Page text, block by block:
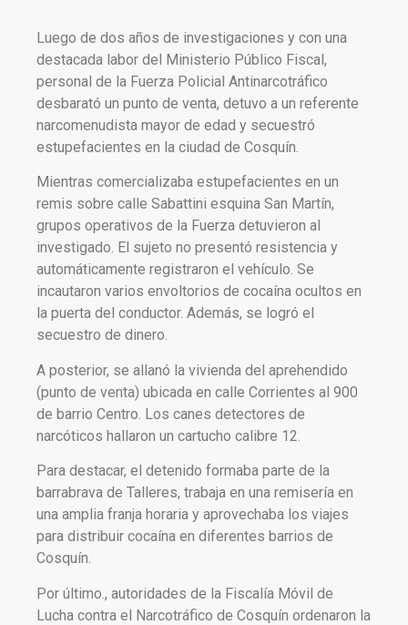
Luego de dos años de investigaciones y con una
destacada labor del Ministerio Público Fiscal,
personal de la Fuerza Policial Antinarcotráfico
desbarató un punto de venta, detuvo a un referente
narcomenudista mayor de edad y secuestró
estupefacientes en la ciudad de Cosquín.
Mientras comercializaba estupefacientes en un
remis sobre calle Sabattini esquina San Martín,
grupos operativos de la Fuerza detuvieron al
investigado. El sujeto no presentó resistencia y
automáticamente registraron el vehículo. Se
incautaron varios envoltorios de cocaína ocultos en
la puerta del conductor. Además, se logró el
secuestro de dinero.
A posterior, se allanó la vivienda del aprehendido
(punto de venta) ubicada en calle Corrientes al 900
de barrio Centro. Los canes detectores de
narcóticos hallaron un cartucho calibre 12.
Para destacar, el detenido formaba parte de la
barrabrava de Talleres, trabaja en una remisería en
una amplia franja horaria y aprovechaba los viajes
para distribuir cocaína en diferentes barrios de
Cosquín.
Por último., autoridades de la Fiscalía Móvil de
Lucha contra el Narcotráfico de Cosquín ordenaron la